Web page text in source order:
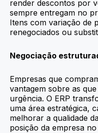
render descontos por
sempre entregam no
Itens com variação de
renegociados ou
Negociação
Empresas que
vantagem sobre as
urgência. O ERP
uma área estratégica,
melhorar a qualidade
posição da empresa